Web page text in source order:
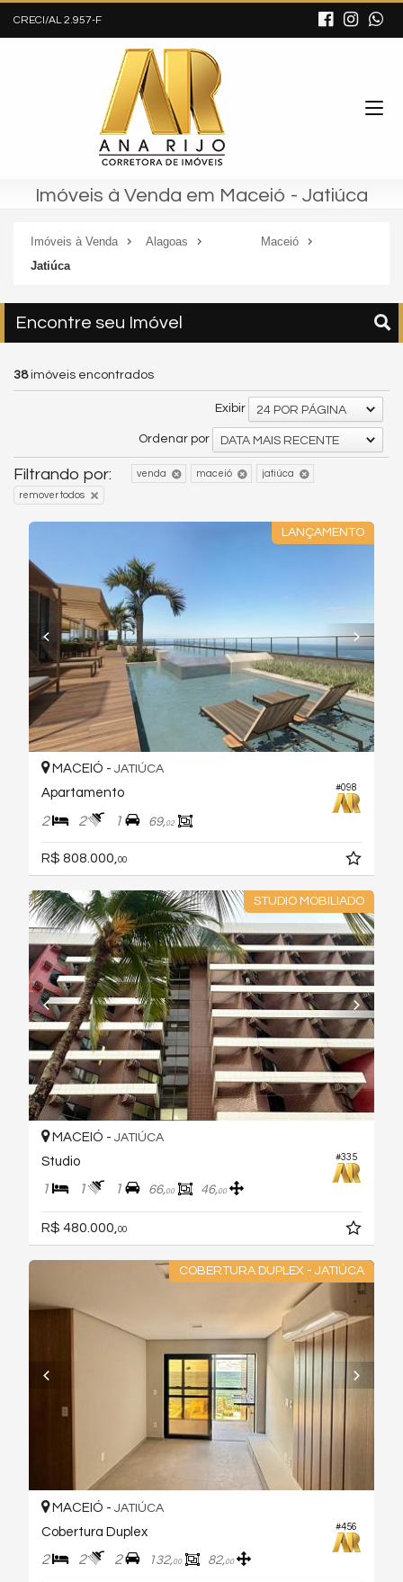
CRECI/AL 2.957-F
Imóveis à Venda em Maceió - Jatiúca
Imóveis à Venda Alagoas
Maceió
Jatiúca
Encontre seu Imóvel
38imóveis encontrados
Exibir 24 POR PÁGINA
Ordenar por DATA MAIS RECENTE
Filtrando por: venda maceió jatiúca
remover todos
LANÇAMENTO
#098
MACEIÓ - JATIÚCA
Apartamento
2 2 1 69,02
R$ 808.000, 00
STUDIO MOBILIADO
#335
MACEIÓ - JATIÚCA
Studio
1 1 1 66,00 46,00
R$ 480.000,00
COBERTURA DUPLEX - JATIÚCA
#456
MACEIÓ - JATIÚCA
Cobertura Duplex
2 2 2 132,00 82,00